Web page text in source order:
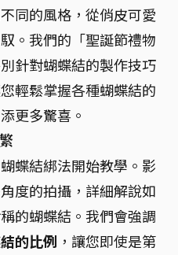
同的風格，從俏皮可愛
。我們的「聖誕節禮物
針對蝴蝶結的製作技巧
輕鬆掌握各種蝴蝶結的
更多驚喜。
蝶結綁法開始教學。影
度的拍攝，詳細解說如
的蝴蝶結。我們會強調
的比例 ，讓您即使是第